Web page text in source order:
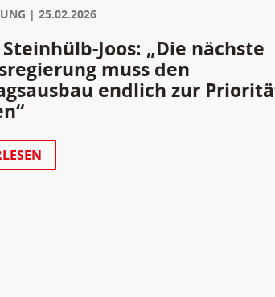
25.02.2026
Joos: „Die nächste
muss den
endlich zur